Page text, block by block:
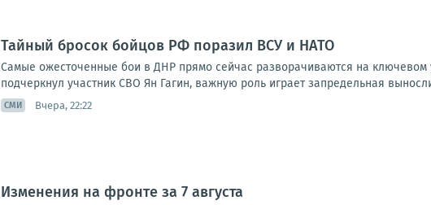
Тайный бросок бойцов РФ поразил ВСУ и НАТО
Самые ожесточенные бои в ДНР прямо сейчас разворачиваются на ключевом
подчеркнул участник СВО Ян Гагин, важную роль играет запредельная
СМИ Вчера, 22:22
Изменения на фронте за 7 августа